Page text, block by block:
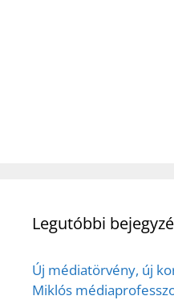
Legutóbbi
Új médiatörvény, új
Miklós